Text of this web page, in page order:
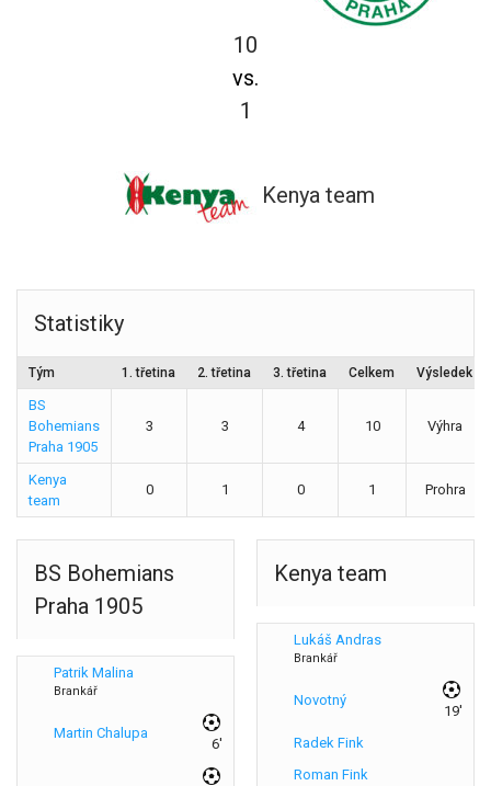
10
vs.
1
Kenya team
Statistiky
Tým 1. třetina 2. třetina 3. třetina Celkem Výsledek
BS
Bohemians
Praha 1905
3 3 4 10 Výhra
Kenya
team
0 1 0 1 Prohra
BS Bohemians
Praha 1905
Patrik Malina
Brankář
Martin Chalupa
6'
Kenya team
Lukáš Andras
Brankář
Novotný
19'
Radek Fink
Roman Fink